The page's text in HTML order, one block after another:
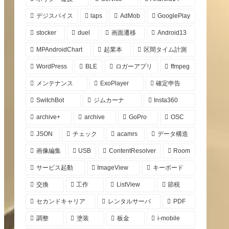
デジスパイス laps AdMob GooglePlay
stocker duel 画面遷移 Android13
MPAndroidChart 起業本 区間タイム計測
WordPress BLE ロガーアプリ ffmpeg
メンテナンス ExoPlayer 確定申告
SwitchBot ジムカーナ Insta360
archive+ archive GoPro OSC
JSON チェック acamrs データ構造
画像編集 USB ContentResolver Room
サービス起動 ImageView キーボード
交換 工作 ListView 節税
セカンドキャリア レンタルサーバ PDF
調整 塗装 板金 i-mobile